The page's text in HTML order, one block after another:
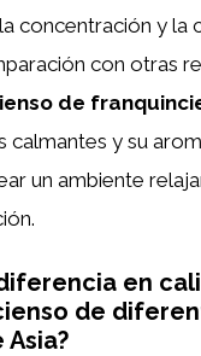
concentración y la
con otras
de
calmantes y su
un ambiente
en
de